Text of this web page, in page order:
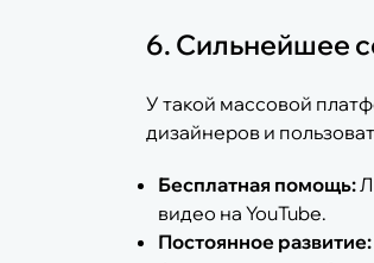
6. Сильнейшее
У такой массовой
дизайнеров и
Бесплатная помощь:
видео на YouTube.
Постоянное развитие: